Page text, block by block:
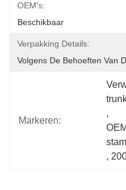
OEM's:
Beschikbaar
Verpakking Details:
Volgens De Behoeften Van
Markeren:
,
stam
,